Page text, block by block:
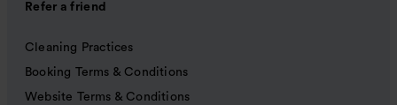
Refer a friend
Cleaning Practices
Booking Terms & Conditions
Website Terms & Conditions